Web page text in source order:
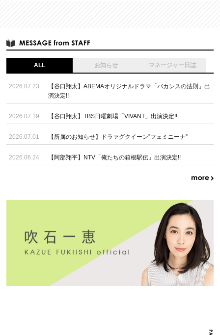
ALL お知らせ マネージャー日誌
2026.07.23
【谷口翔太】ABEMAオリジナルドラマ「バカンスの法則」出
演決定!!
2026.07.19 【谷口翔太】TBS日曜劇場「VIVANT」出演決定!!
2026.07.01 【所属のお知らせ】ドラァグクイーン”フェミニーナ”
2026.06.24 【阿部翔平】NTV「俺たちの箱根駅伝」出演決定!!